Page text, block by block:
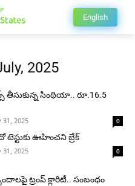
English
2025
తీసుకున్న సింథియా.. రూ.16.5
31, 2025 0
టెస్టుకు ఊహించని బ్రేక్
31, 2025 0
ట్రంప్ క్లారిటీ.. సంబంధం